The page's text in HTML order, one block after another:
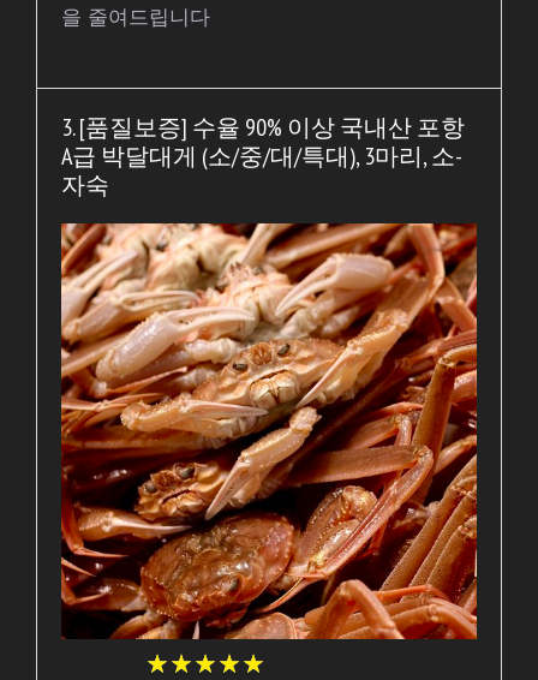
을 줄여드립니다
3. [품질보증] 수율 90% 이상 국내산 포항
A급 박달대게 (소/중/대/특대), 3마리, 소-
자숙
★★★★★
★★★★★